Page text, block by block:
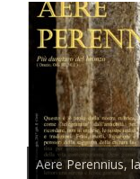
Aere Perennius,